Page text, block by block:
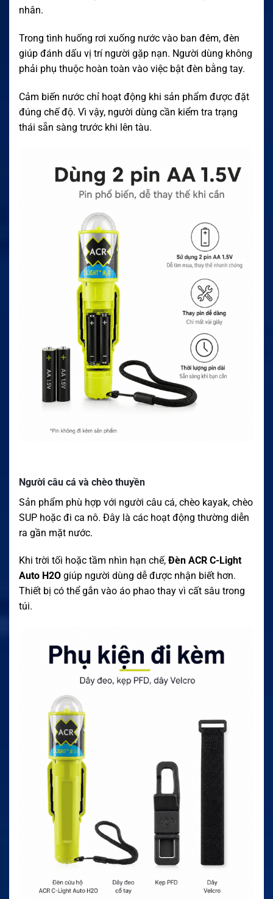
nhân.
Trong tình huống rơi xuống nước vào ban đêm, đèn
giúp đánh dấu vị trí người gặp nạn. Người dùng không
phải phụ thuộc hoàn toàn vào việc bật đèn bằng tay.
Cảm biến nước chỉ hoạt động khi sản phẩm được đặt
đúng chế độ. Vì vậy, người dùng cần kiểm tra trạng
thái sẵn sàng trước khi lên tàu.
Người câu cá và chèo thuyền
Sản phẩm phù hợp với người câu cá, chèo kayak, chèo
SUP hoặc đi ca nô. Đây là các hoạt động thường diễn
ra gần mặt nước.
Khi trời tối hoặc tầm nhìn hạn chế, Đèn ACR C-Light
Auto H2O giúp người dùng dễ được nhận biết hơn.
Thiết bị có thể gắn vào áo phao thay vì cất sâu trong
túi.